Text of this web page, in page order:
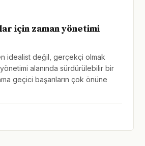
için zaman yönetimi
idealist değil, gerçekçi olmak
alanında sürdürülebilir bir
geçici başarıların çok önüne